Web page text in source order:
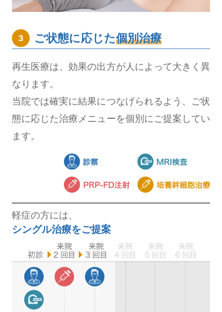
3 ご状態に応じた個別治療
再生医療は、効果の出方が人によって大きく異
なります。
当院では確実に結果につなげられるよう、ご状
態に応じた治療メニューを個別にご提案してい
ます。
軽症の方には、
シングル治療をご提案